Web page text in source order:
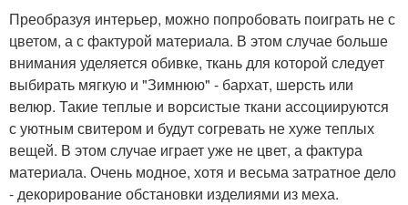
Преобразуя интерьер, можно попробовать поиграть не с
цветом, а с фактурой материала. В этом случае больше
внимания уделяется обивке, ткань для которой следует
выбирать мягкую и "Зимнюю" - бархат, шерсть или
велюр. Такие теплые и ворсистые ткани ассоциируются
с уютным свитером и будут согревать не хуже теплых
вещей. В этом случае играет уже не цвет, а фактура
материала. Очень модное, хотя и весьма затратное дело
- декорирование обстановки изделиями из меха.